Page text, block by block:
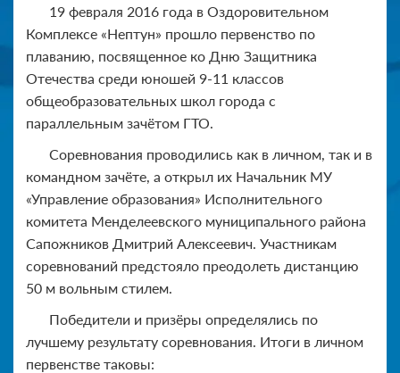
19 февраля 2016 года в Оздоровительном
Комплексе «Нептун» прошло первенство по
плаванию, посвященное ко Дню Защитника
Отечества среди юношей 9-11 классов
общеобразовательных школ города с
параллельным зачётом ГТО.
Соревнования проводились как в личном, так и в
командном зачёте, а открыл их Начальник МУ
«Управление образования» Исполнительного
комитета Менделеевского муниципального района
Сапожников Дмитрий Алексеевич. Участникам
соревнований предстояло преодолеть дистанцию
50 м вольным стилем.
Победители и призёры определялись по
лучшему результату соревнования. Итоги в личном
первенстве таковы: